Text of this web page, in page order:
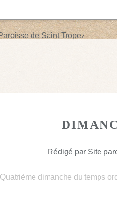
Rédigé par Site
Quatrième dimanche du temps